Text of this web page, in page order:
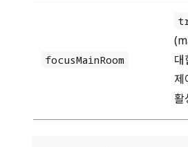
focusMainRoom
대
제
활